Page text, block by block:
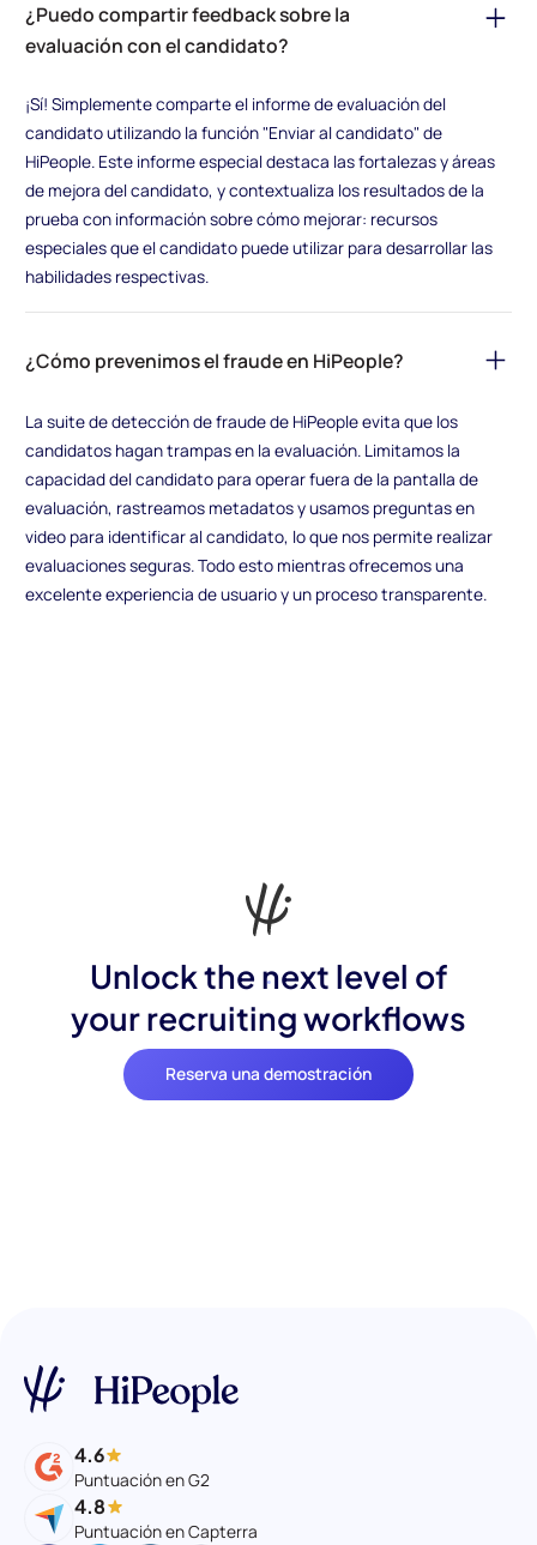
¿Puedo compartir feedback sobre la
evaluación con el candidato?
¡Sí! Simplemente comparte el informe de evaluación del
candidato utilizando la función "Enviar al candidato" de
HiPeople. Este informe especial destaca las fortalezas y áreas
de mejora del candidato, y contextualiza los resultados de la
prueba con información sobre cómo mejorar: recursos
especiales que el candidato puede utilizar para desarrollar las
habilidades respectivas.
¿Cómo prevenimos el fraude en HiPeople?
La suite de detección de fraude de HiPeople evita que los
candidatos hagan trampas en la evaluación. Limitamos la
capacidad del candidato para operar fuera de la pantalla de
evaluación, rastreamos metadatos y usamos preguntas en
video para identificar al candidato, lo que nos permite realizar
evaluaciones seguras. Todo esto mientras ofrecemos una
excelente experiencia de usuario y un proceso transparente.
Unlock the next level of
your recruiting workflows
Reserva una demostración
4.6
Puntuación en G2
4.8
Puntuación en Capterra